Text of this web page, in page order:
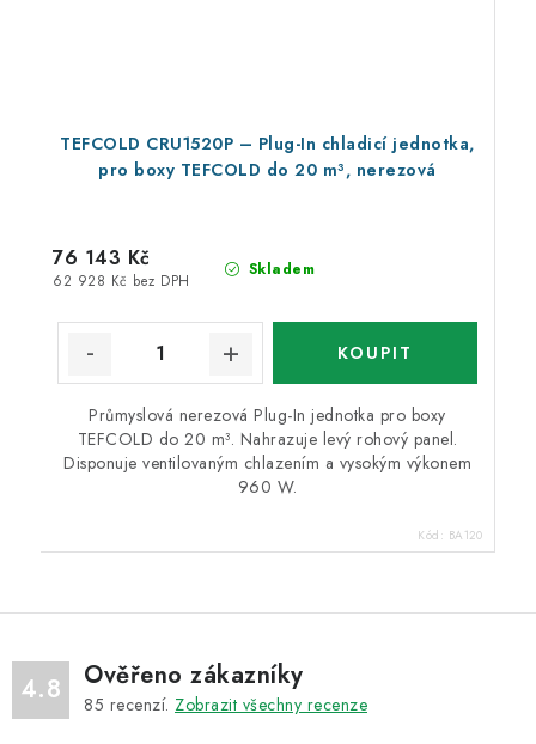
TEFCOLD CRU1520P – Plug-In chladicí jednotka,
pro boxy TEFCOLD do 20 m³, nerezová
Skladem
62 928 Kč bez DPH
76 143 Kč
Průmyslová nerezová Plug-In jednotka pro boxy
TEFCOLD do 20 m³. Nahrazuje levý rohový panel.
Disponuje ventilovaným chlazením a vysokým výkonem
960 W.
Kód: BA120
4.8 Ověřeno zákazníky
85 recenzí. Zobrazit všechny recenze